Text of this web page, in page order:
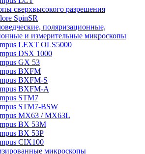
сверхвысокого разрешения
SpinSR
поляризационные,
и измерительные микроскопы
LEXT OLS5000
DSX 1000
GX 53
BXFM
BXFM-S
BXFM-A
STM7
STM7-BSW
MX63 / MX63L
BX 53M
BX 53P
CIX100
микроскопы